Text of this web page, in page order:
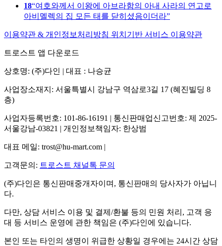
18 여호와께서 이왕에 아브라함의 아내 사라의 연고로
아비멜렉의 집 모든 태를 닫히셨음이더라
이용약관 & 개인정보처리방침 위치기반 서비스 이용약관
트로스트 앱 다운로드
상호명: (주)다인 | 대표 : 나승균
사업장소재지: 서울특별시 강남구 역삼로3길 17 (혜진빌딩 8
층)
사업자등록번호: 101-86-16191 | 통신판매업신고번호: 제 2025-
서울강남-03821 | 개인정보책임자: 한상범
대표 메일: trost@hu-mart.com |
고객문의: 트로스트 채널톡 문의
(주)다인은 통신판매중개자이며, 통신판매의 당사자가 아닙니
다.
다만, 상담 서비스 이용 및 결제/환불 등의 민원 처리, 고객 응
대 등 서비스 운영에 관한 책임은 (주)다인에 있습니다.
본인 또는 타인의 생명이 위급한 상황일 경우에는 24시간 상담